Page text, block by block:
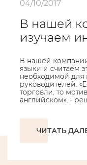
04/10/2017
В нашей
изучаем
В нашей
языки и считаем
необходимой для
руководителей.
торговли, то
английском», -
ЧИТАТЬ